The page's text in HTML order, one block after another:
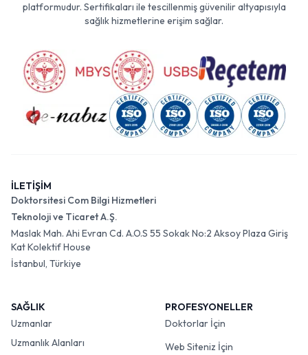
platformudur. Sertifikaları ile tescillenmiş güvenilir altyapısıyla
sağlık hizmetlerine erişim sağlar.
İLETİŞİM
Doktorsitesi Com Bilgi Hizmetleri
Teknoloji ve Ticaret A.Ş.
Maslak Mah. Ahi Evran Cd. A.O.S 55 Sokak No:2 Aksoy Plaza Giriş
Kat Kolektif House
İstanbul, Türkiye
SAĞLIK
Uzmanlar
Uzmanlık Alanları
PROFESYONELLER
Doktorlar İçin
Web Siteniz İçin